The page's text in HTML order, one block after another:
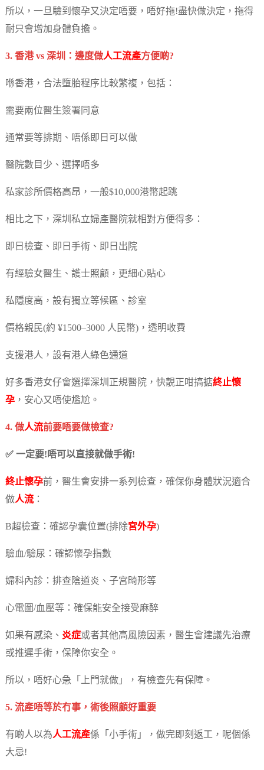
所以，一旦驗到懷孕又決定唔要，唔好拖!盡快做決定，拖得
耐只會增加身體負擔。
3. 香港 vs 深圳：邊度做人工流產方便啲?
喺香港，合法墮胎程序比較繁複，包括：
需要兩位醫生簽署同意
通常要等排期、唔係即日可以做
醫院數目少、選擇唔多
私家診所價格高昂，一般$10,000港幣起跳
相比之下，深圳私立婦產醫院就相對方便得多：
即日檢查、即日手術、即日出院
有經驗女醫生、護士照顧，更細心貼心
私隱度高，設有獨立等候區、診室
價格親民(約 ¥1500–3000 人民幣)，透明收費
支援港人，設有港人綠色通道
好多香港女仔會選擇深圳正規醫院，快靚正咁搞掂終止懷
孕，安心又唔使尷尬。
4. 做人流前要唔要做檢查?
✅ 一定要!唔可以直接就做手術!
終止懷孕前，醫生會安排一系列檢查，確保你身體狀況適合
做人流：
B超檢查：確認孕囊位置(排除宮外孕)
驗血/驗尿：確認懷孕指數
婦科內診：排查陰道炎、子宮畸形等
心電圖/血壓等：確保能安全接受麻醉
如果有感染、 炎症或者其他高風險因素，醫生會建議先治療
或推遲手術，保障你安全。
所以，唔好心急「上門就做」，有檢查先有保障。
5. 流產唔等於冇事，術後照顧好重要
有啲人以為人工流產係「小手術」，做完即刻返工，呢個係
大忌!